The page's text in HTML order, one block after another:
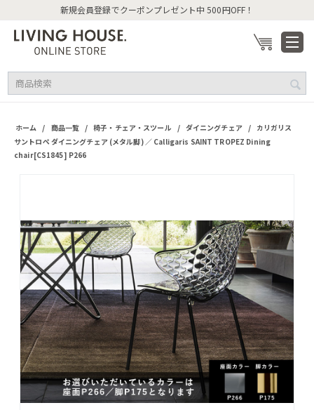
新規会員登録でクーポンプレゼント中 500円OFF！
ホーム / 商品一覧 / 椅子・チェア・スツール / ダイニングチェア /
カリガリス
サントロペ ダイニングチェア (メタル脚) ／ Calligaris SAINT TROPEZ Dining
chair[CS1845] P266